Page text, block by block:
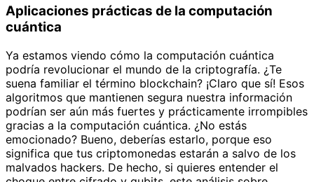
Aplicaciones prácticas de la computación
cuántica
Ya estamos viendo cómo la computación cuántica
podría revolucionar el mundo de la criptografía. ¿Te
suena familiar el término blockchain? ¡Claro que sí! Esos
algoritmos que mantienen segura nuestra información
podrían ser aún más fuertes y prácticamente irrompibles
gracias a la computación cuántica. ¿No estás
emocionado? Bueno, deberías estarlo, porque eso
significa que tus criptomonedas estarán a salvo de los
malvados hackers. De hecho, si quieres entender el